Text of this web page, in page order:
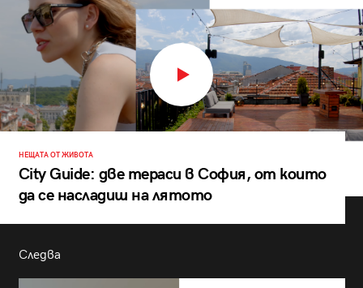
НЕЩАТА ОТ ЖИВОТА
City Guide: две тераси в София, от които
да се насладиш на лятото
Следва